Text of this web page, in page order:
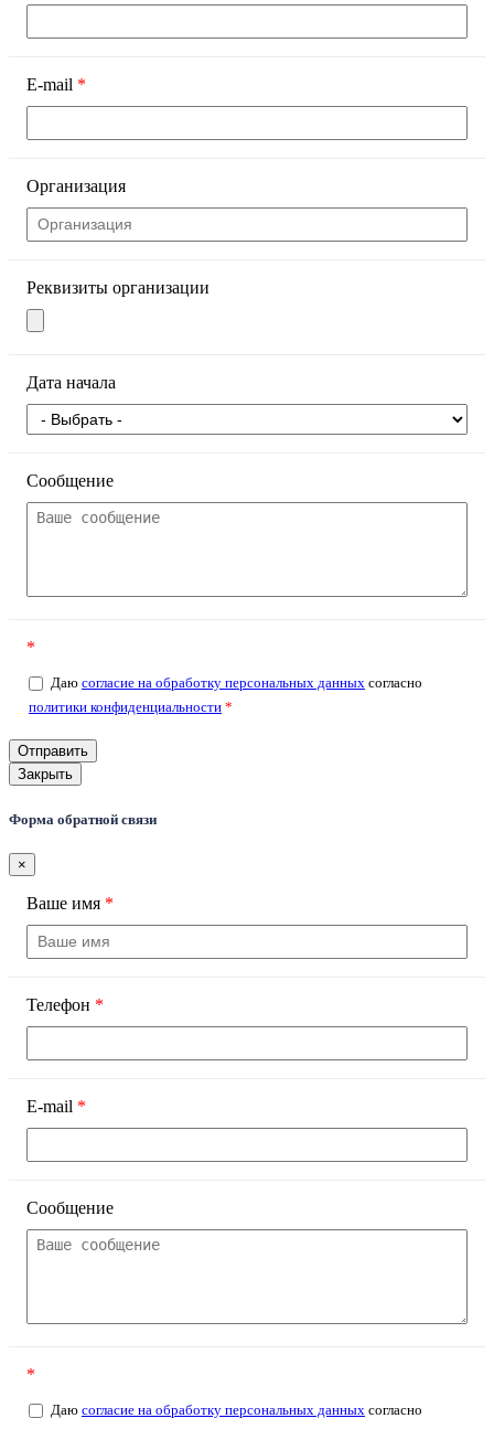
E-mail *
Организация
Реквизиты организации
Дата начала
Сообщение
*
Даю согласие на обработку персональных данных согласно
политики конфиденциальности *
Закрыть
Форма обратной связи
×
Ваше имя *
Телефон *
E-mail *
Сообщение
*
Даю согласие на обработку персональных данных согласно